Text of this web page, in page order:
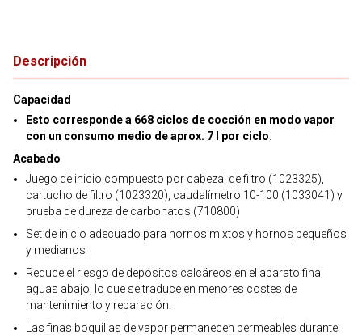
Descripción
Capacidad
Esto corresponde a 668 ciclos de cocción en modo vapor
con un consumo medio de aprox. 7 l por ciclo
Acabado
Juego de inicio compuesto por cabezal de filtro (1023325),
cartucho de filtro (1023320), caudalímetro 10-100 (1033041) y
prueba de dureza de carbonatos (710800)
Set de inicio adecuado para hornos mixtos y hornos pequeños
y medianos
Reduce el riesgo de depósitos calcáreos en el aparato final
aguas abajo, lo que se traduce en menores costes de
mantenimiento y reparación.
Las finas boquillas de vapor permanecen permeables durante